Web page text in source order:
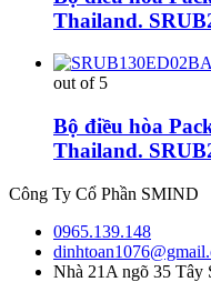
Thailand.
out of 5
Bộ điều hòa
Thailand.
Công Ty Cổ Phần SMIND
0965.139.148
Nhà 21A ngõ 35 Tây